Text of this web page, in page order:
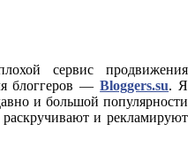
сервис продвижения
блоггеров —Bloggers.su. Я
и большой популярности
и рекламируют